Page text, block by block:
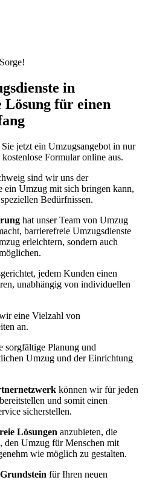
in
für einen
jetzt ein Umzugsangebot in nur
Formular online aus.
sind wir uns der
ein Umzug mit sich bringen kann,
Bedürfnissen.
hat unser Team von Umzug
barrierefreie Umzugsdienste
erleichtern, sondern auch
jedem Kunden einen
unabhängig von individuellen
eine Vielzahl von
an.
sorgfältige Planung und
Umzug und der Einrichtung
können wir für jeden
und somit einen
sicherstellen.
Lösungen anzubieten, die
den Umzug für Menschen mit
wie möglich zu gestalten.
Grundstein für Ihren neuen